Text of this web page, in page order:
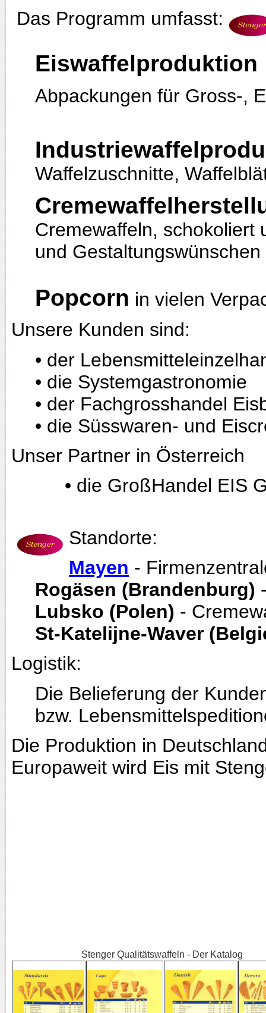
Das Programm umfasst:
Eiswaffelproduktion
Abpackungen für Gross-,
Waffelzuschnitte,
Cremewaffeln, schokoliert
und Gestaltungswünschen
Popcorn in vielen
Unsere Kunden sind:
• der
• die Systemgastronomie
• der Fachgrosshandel
• die Süsswaren- und
Unser Partner in Österreich
• die GroßHandel EIS
Standorte:
Mayen -
Rogäsen (Brandenburg)
Lubsko (Polen) -
St-Katelijne-Waver
Logistik:
Die Belieferung der
bzw.
Die Produktion in
Europaweit wird Eis mit
Stenger Qualitätswaffeln - Der Katalog